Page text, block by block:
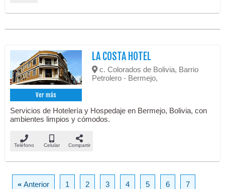
Ver más
LA COSTA HOTEL
c. Colorados de Bolivia, Barrio
Petrolero - Bermejo,
Servicios de Hotelería y Hospedaje en Bermejo, Bolivia, con
ambientes limpios y cómodos.
Teléfono Celular Compartir
«Anterior 1 2 3 4 5 6 7